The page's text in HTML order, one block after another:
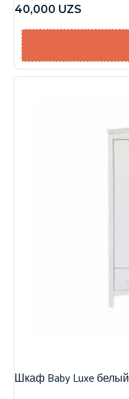
40,000 UZS
Шкаф Baby Luxe белый